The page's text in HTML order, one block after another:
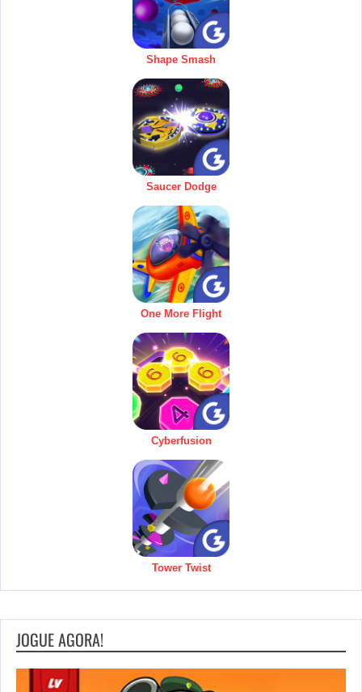
Shape Smash
Saucer Dodge
One More Flight
Cyberfusion
Tower Twist
JOGUE AGORA!